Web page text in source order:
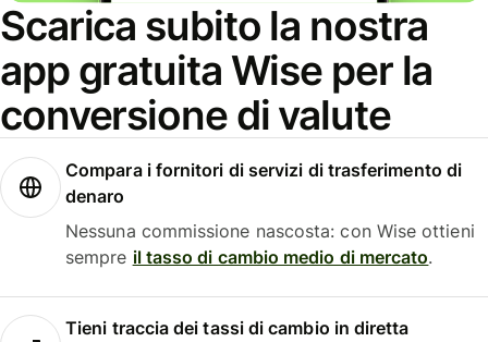
Scarica subito la nostra
app gratuita Wise per la
conversione di valute
Compara i fornitori di servizi di trasferimento di
denaro
Nessuna commissione nascosta: con Wise ottieni
sempre il tasso di cambio medio di mercato.
Tieni traccia dei tassi di cambio in diretta